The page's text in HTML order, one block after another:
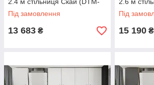
071063)
Під замовлення
13 683 ₴
071064)
Під
15 190 ₴